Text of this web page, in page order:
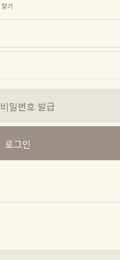
기
밀번호 발급
로그인